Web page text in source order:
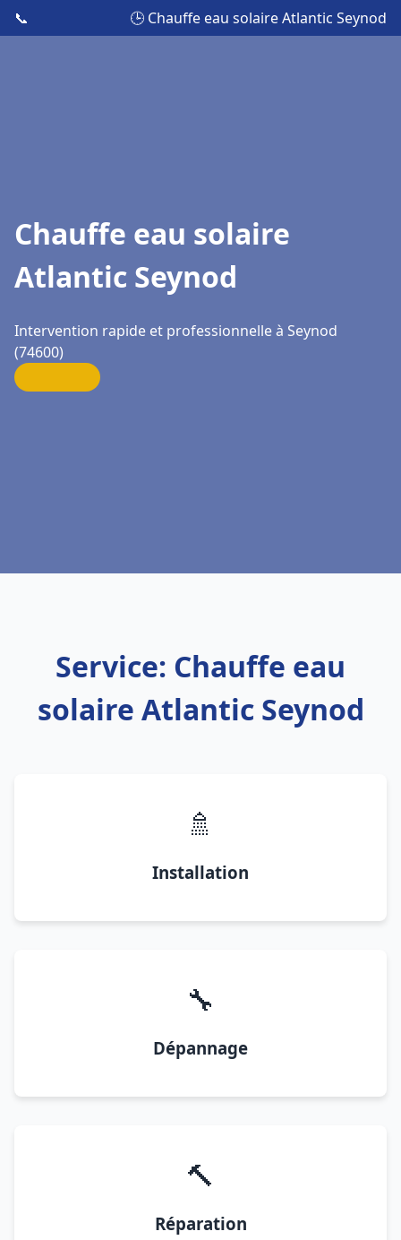
📞 🕒 Chauffe eau solaire Atlantic Seynod
Chauffe eau solaire
Atlantic Seynod
Intervention rapide et professionnelle à Seynod
(74600)
Service: Chauffe eau
solaire Atlantic Seynod
🚿
Installation
🔧
Dépannage
🔨
Réparation